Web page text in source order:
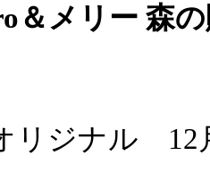
＆メリー 森
リジナル 12